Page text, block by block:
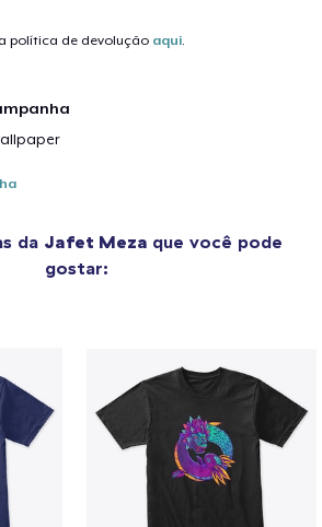
política de devolução aqui
da Jafet Meza que você pode
gostar: